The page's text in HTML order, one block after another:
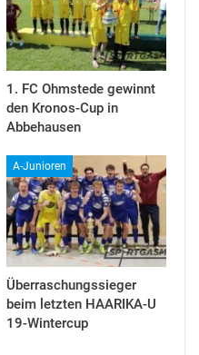
1. FC Ohmstede gewinnt
den Kronos-Cup in
Abbehausen
A-Junioren
Überraschungssieger
beim letzten HAARIKA-U
19-Wintercup